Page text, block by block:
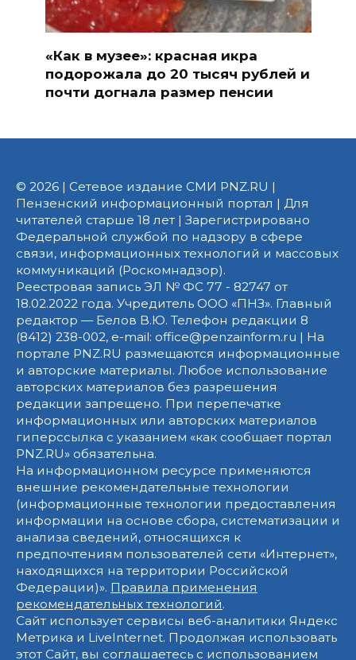
«Как в музее»: красная икра
подорожала до 20 тысяч рублей и
почти догнала размер пенсии
© 2026 | Сетевое издание СМИ PNZ.RU |
Пензенский информационный портал | Для
читателей старше 18 лет | Зарегистрировано
Федеральной службой по надзору в сфере
связи, информационных технологий и массовых
коммуникаций (Роскомнадзор).
Реестровая запись ЭЛ № ФС 77 - 82747 от
18.02.2022 года. Учредитель ООО «ПНЗ». Главный
редактор — Белов В.Ю. Телефон редакции 8
(8412) 238-002, e-mail: office@penzainform.ru | На
портале PNZ.RU размещаются информационные
и авторские материалы. Любое использование
авторских материалов без разрешения
редакции запрещено. При перепечатке
информационных или авторских материалов
гиперссылка с указанием «как сообщает портал
PNZ.RU» обязательна.
На информационном ресурсе применяются
внешние рекомендательные технологии
(информационные технологии предоставления
информации на основе сбора, систематизации и
анализа сведений, относящихся к
предпочтениям пользователей сети «Интернет»,
находящихся на территории Российской
Федерации)». Правила применения
рекомендательных технологий.
Сайт использует сервисы веб-аналитики Яндекс
Метрика и LiveInternet. Продолжая использовать
этот Сайт, вы соглашаетесь с использованием